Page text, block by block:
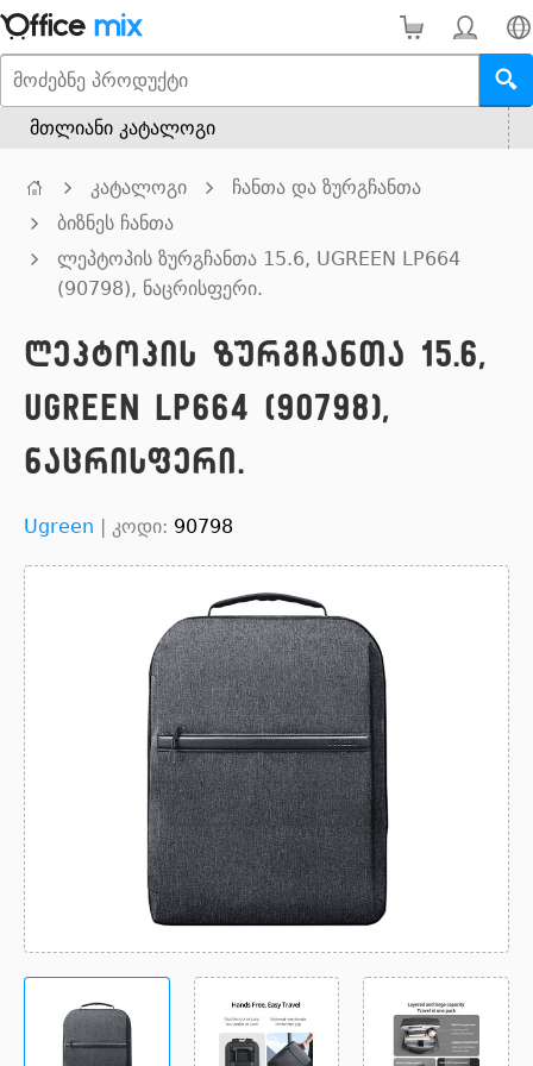
მთლიანი კატალოგი
კატალოგი
ჩანთა და ზურგჩანთა
ბიზნეს ჩანთა
ლეპტოპის ზურგჩანთა 15.6, UGREEN LP664
(90798), ნაცრისფერი.
ლეპტოპის ზურგჩანთა 15.6,
UGREEN LP664 (90798),
ნაცრისფერი.
Ugreen | კოდი: 90798